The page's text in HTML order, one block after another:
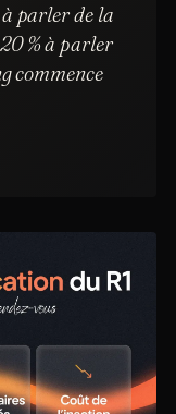
à parler de la
% à parler
commence